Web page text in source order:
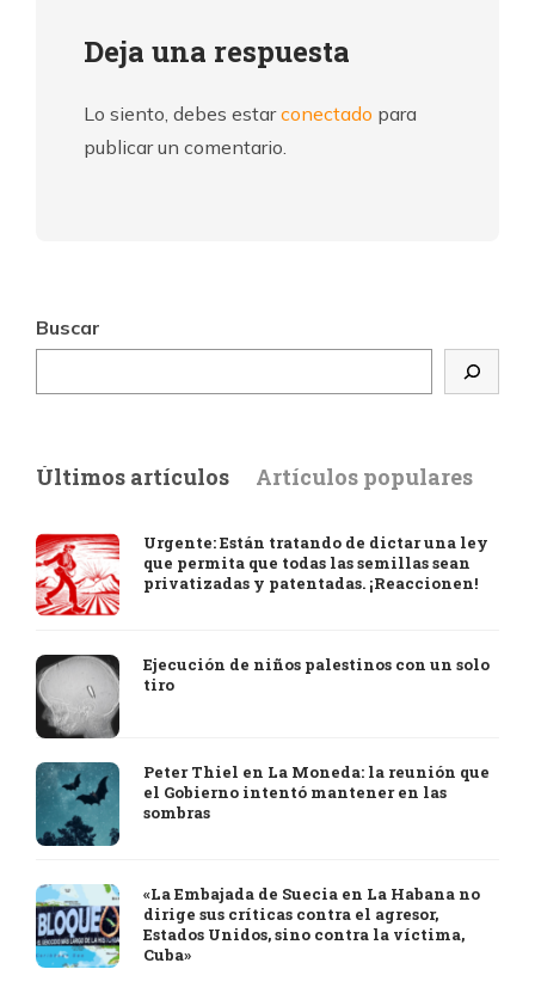
Deja una respuesta
Lo siento, debes estarconectado para
publicar un comentario.
Buscar
Últimos artículos Artículos populares
Urgente: Están tratando de dictar una ley
que permita que todas las semillas sean
privatizadas y patentadas. ¡Reaccionen!
Ejecución de niños palestinos con un solo
tiro
Peter Thiel en La Moneda: la reunión que
el Gobierno intentó mantener en las
sombras
«La Embajada de Suecia en La Habana no
dirige sus críticas contra el agresor,
Estados Unidos, sino contra la víctima,
Cuba»